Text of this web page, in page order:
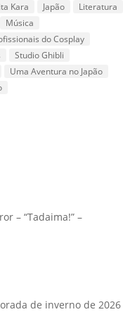
Kara Japão
Literatura
Música
do Cosplay
Studio Ghibli
Uma Aventura no Japão
– “Tadaima!” –
de inverno de 2026